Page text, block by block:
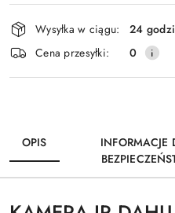
Dostępność
i
dostawa
Wysyłka w ciągu:
24
Cena przesyłki:
0
OPIS
INFORMACJE